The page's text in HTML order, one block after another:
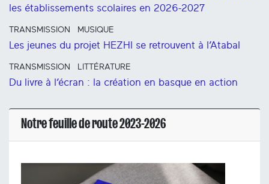
les établissements scolaires en 2026-2027
TRANSMISSION MUSIQUE
Les jeunes du projet HEZHI se retrouvent à l’Atabal
TRANSMISSION LITTÉRATURE
Du livre à l’écran : la création en basque en action
Notre feuille de route 2023-2026